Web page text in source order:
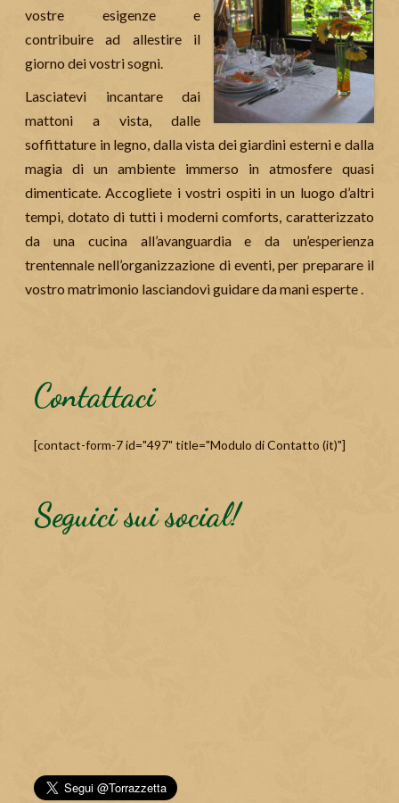
vostre esigenze e
contribuire ad allestire il
giorno dei vostri sogni.
Lasciatevi incantare dai
mattoni a vista, dalle
soffittature in legno, dalla vista dei giardini esterni e dalla
magia di un ambiente immerso in atmosfere quasi
dimenticate. Accogliete i vostri ospiti in un luogo d’altri
tempi, dotato di tutti i moderni comforts, caratterizzato
da una cucina all’avanguardia e da un’esperienza
trentennale nell’organizzazione di eventi, per preparare il
vostro matrimonio lasciandovi guidare da mani esperte .
Contattaci
[contact-form-7 id="497" title="Modulo di Contatto (it)"]
Seguici sui social!